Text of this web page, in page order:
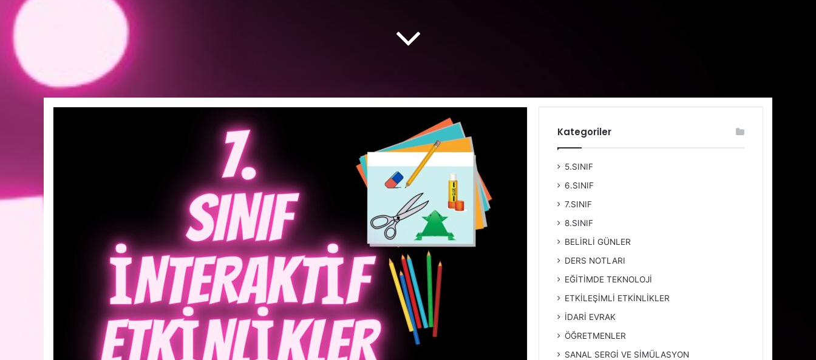
Kategoriler
5.SINIF
6.SINIF
7.SINIF
8.SINIF
BELİRLİ GÜNLER
DERS NOTLARI
EĞİTİMDE TEKNOLOJİ
ETKİLEŞİMLİ ETKİNLİKLER
İDARİ EVRAK
ÖĞRETMENLER
SANAL SERGİ VE SİMÜLASYON